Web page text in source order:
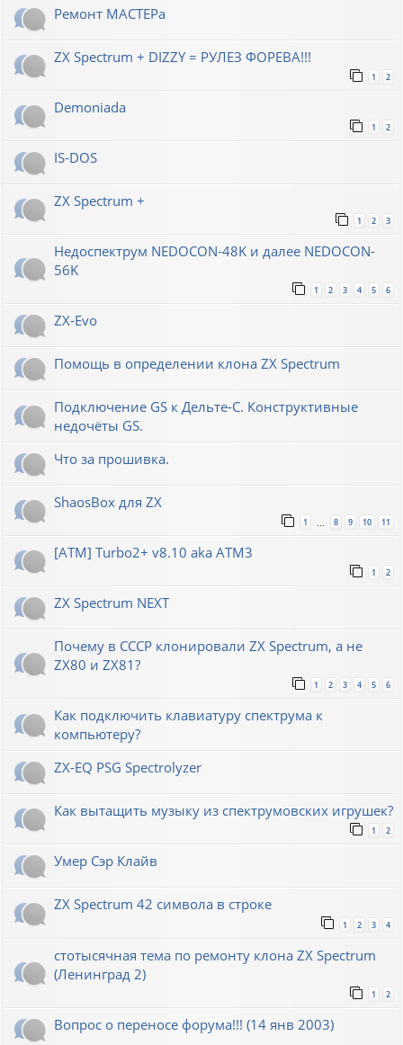
Ремонт МАСТЕРа
ZX Spectrum + DIZZY = РУЛЕЗ ФОРЕВА!!!
1 2
Demoniada
1 2
IS-DOS
ZX Spectrum +
1 2 3
Недоспектрум NEDOCON-48K и далее NEDOCON-
56K
1 2 3 4 5 6
ZX-Evo
Помощь в определении клона ZX Spectrum
Подключение GS к Дельте-С. Конструктивные
недочёты GS.
Что за прошивка.
ShaosBox для ZX
1 … 8 9 10 11
[ATM] Turbo2+ v8.10 aka ATM3
1 2
ZX Spectrum NEXT
Почему в СССР клонировали ZX Spectrum, а не
ZX80 и ZX81?
1 2 3 4 5 6
Как подключить клавиатуру спектрума к
компьютеру?
ZX-EQ PSG Spectrolyzer
Как вытащить музыку из спектрумовских игрушек?
1 2
Умер Сэр Клайв
ZX Spectrum 42 символа в строке
1 2 3 4
стотысячная тема по ремонту клона ZX Spectrum
(Ленинград 2)
1 2
Вопрос о переносе форума!!! (14 янв 2003)